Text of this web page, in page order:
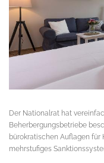
Der Nationalrat hat
Beherbergungsbetriebe
bürokratischen Auflagen für
mehrstufiges